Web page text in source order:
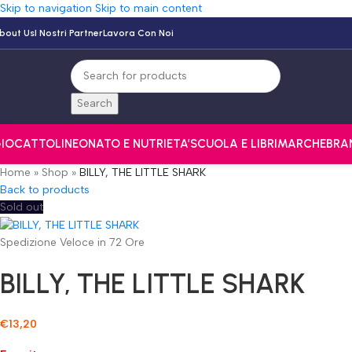
Skip to navigation Skip to main content
UsI Nostri PartnerLavora Con Noi
Search
NEONATO E NUTRIETA’SCUOLA E LIBRIMARCHE
Home » Shop » BILLY, THE LITTLE SHARK
Back to products
Sold out
Spedizione Veloce in 72 Ore
BILLY, THE LITTLE SHARK
€13,20